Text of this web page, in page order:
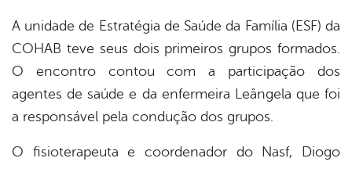
A unidade de Estratégia de Saúde da Família (ESF) da
COHAB teve seus dois primeiros grupos formados.
O encontro contou com a participação dos
agentes de saúde e da enfermeira Leângela que foi
a responsável pela condução dos grupos.
O fisioterapeuta e coordenador do Nasf, Diogo